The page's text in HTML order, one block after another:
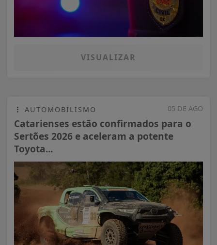
VISUALIZAR
05 DE AGO
AUTOMOBILISMO
Catarienses estão confirmados para o
Sertões 2026 e aceleram a potente
Toyota...